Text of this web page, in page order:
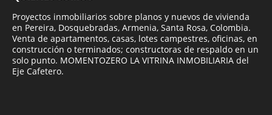
Proyectos inmobiliarios sobre planos y nuevos de vivienda
en Pereira, Dosquebradas, Armenia, Santa Rosa, Colombia.
Venta de apartamentos, casas, lotes campestres, oficinas, en
construcción o terminados; constructoras de respaldo en un
solo punto. MOMENTOZERO LA VITRINA INMOBILIARIA del
Eje Cafetero.